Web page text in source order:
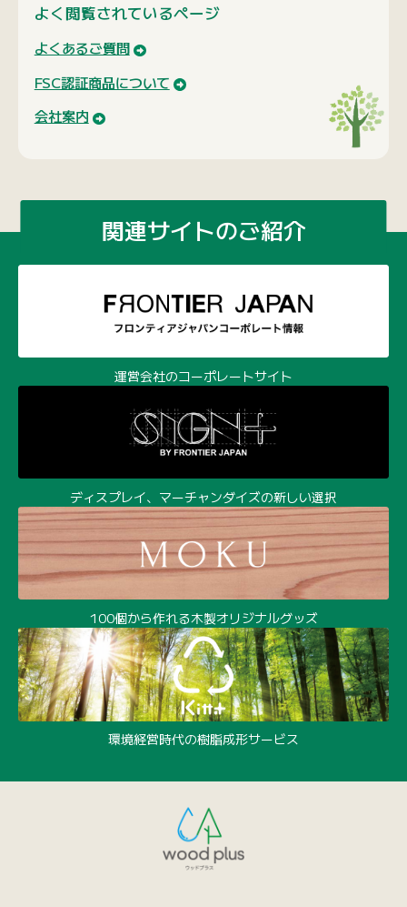
よく閲覧されているページ
よくあるご質問
FSC認証商品について
会社案内
関連サイトのご紹介
運営会社のコーポレートサイト
ディスプレイ、マーチャンダイズの新しい選択
100個から作れる木製オリジナルグッズ
環境経営時代の樹脂成形サービス